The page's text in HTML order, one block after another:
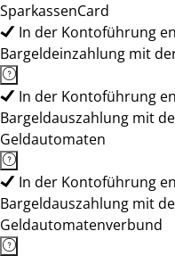
SparkassenCard
In der Kontoführung
Bargeldeinzahlung mit
In der Kontoführung
Bargeldauszahlung mit
Geldautomaten
In der Kontoführung
Bargeldauszahlung mit
Geldautomatenverbund